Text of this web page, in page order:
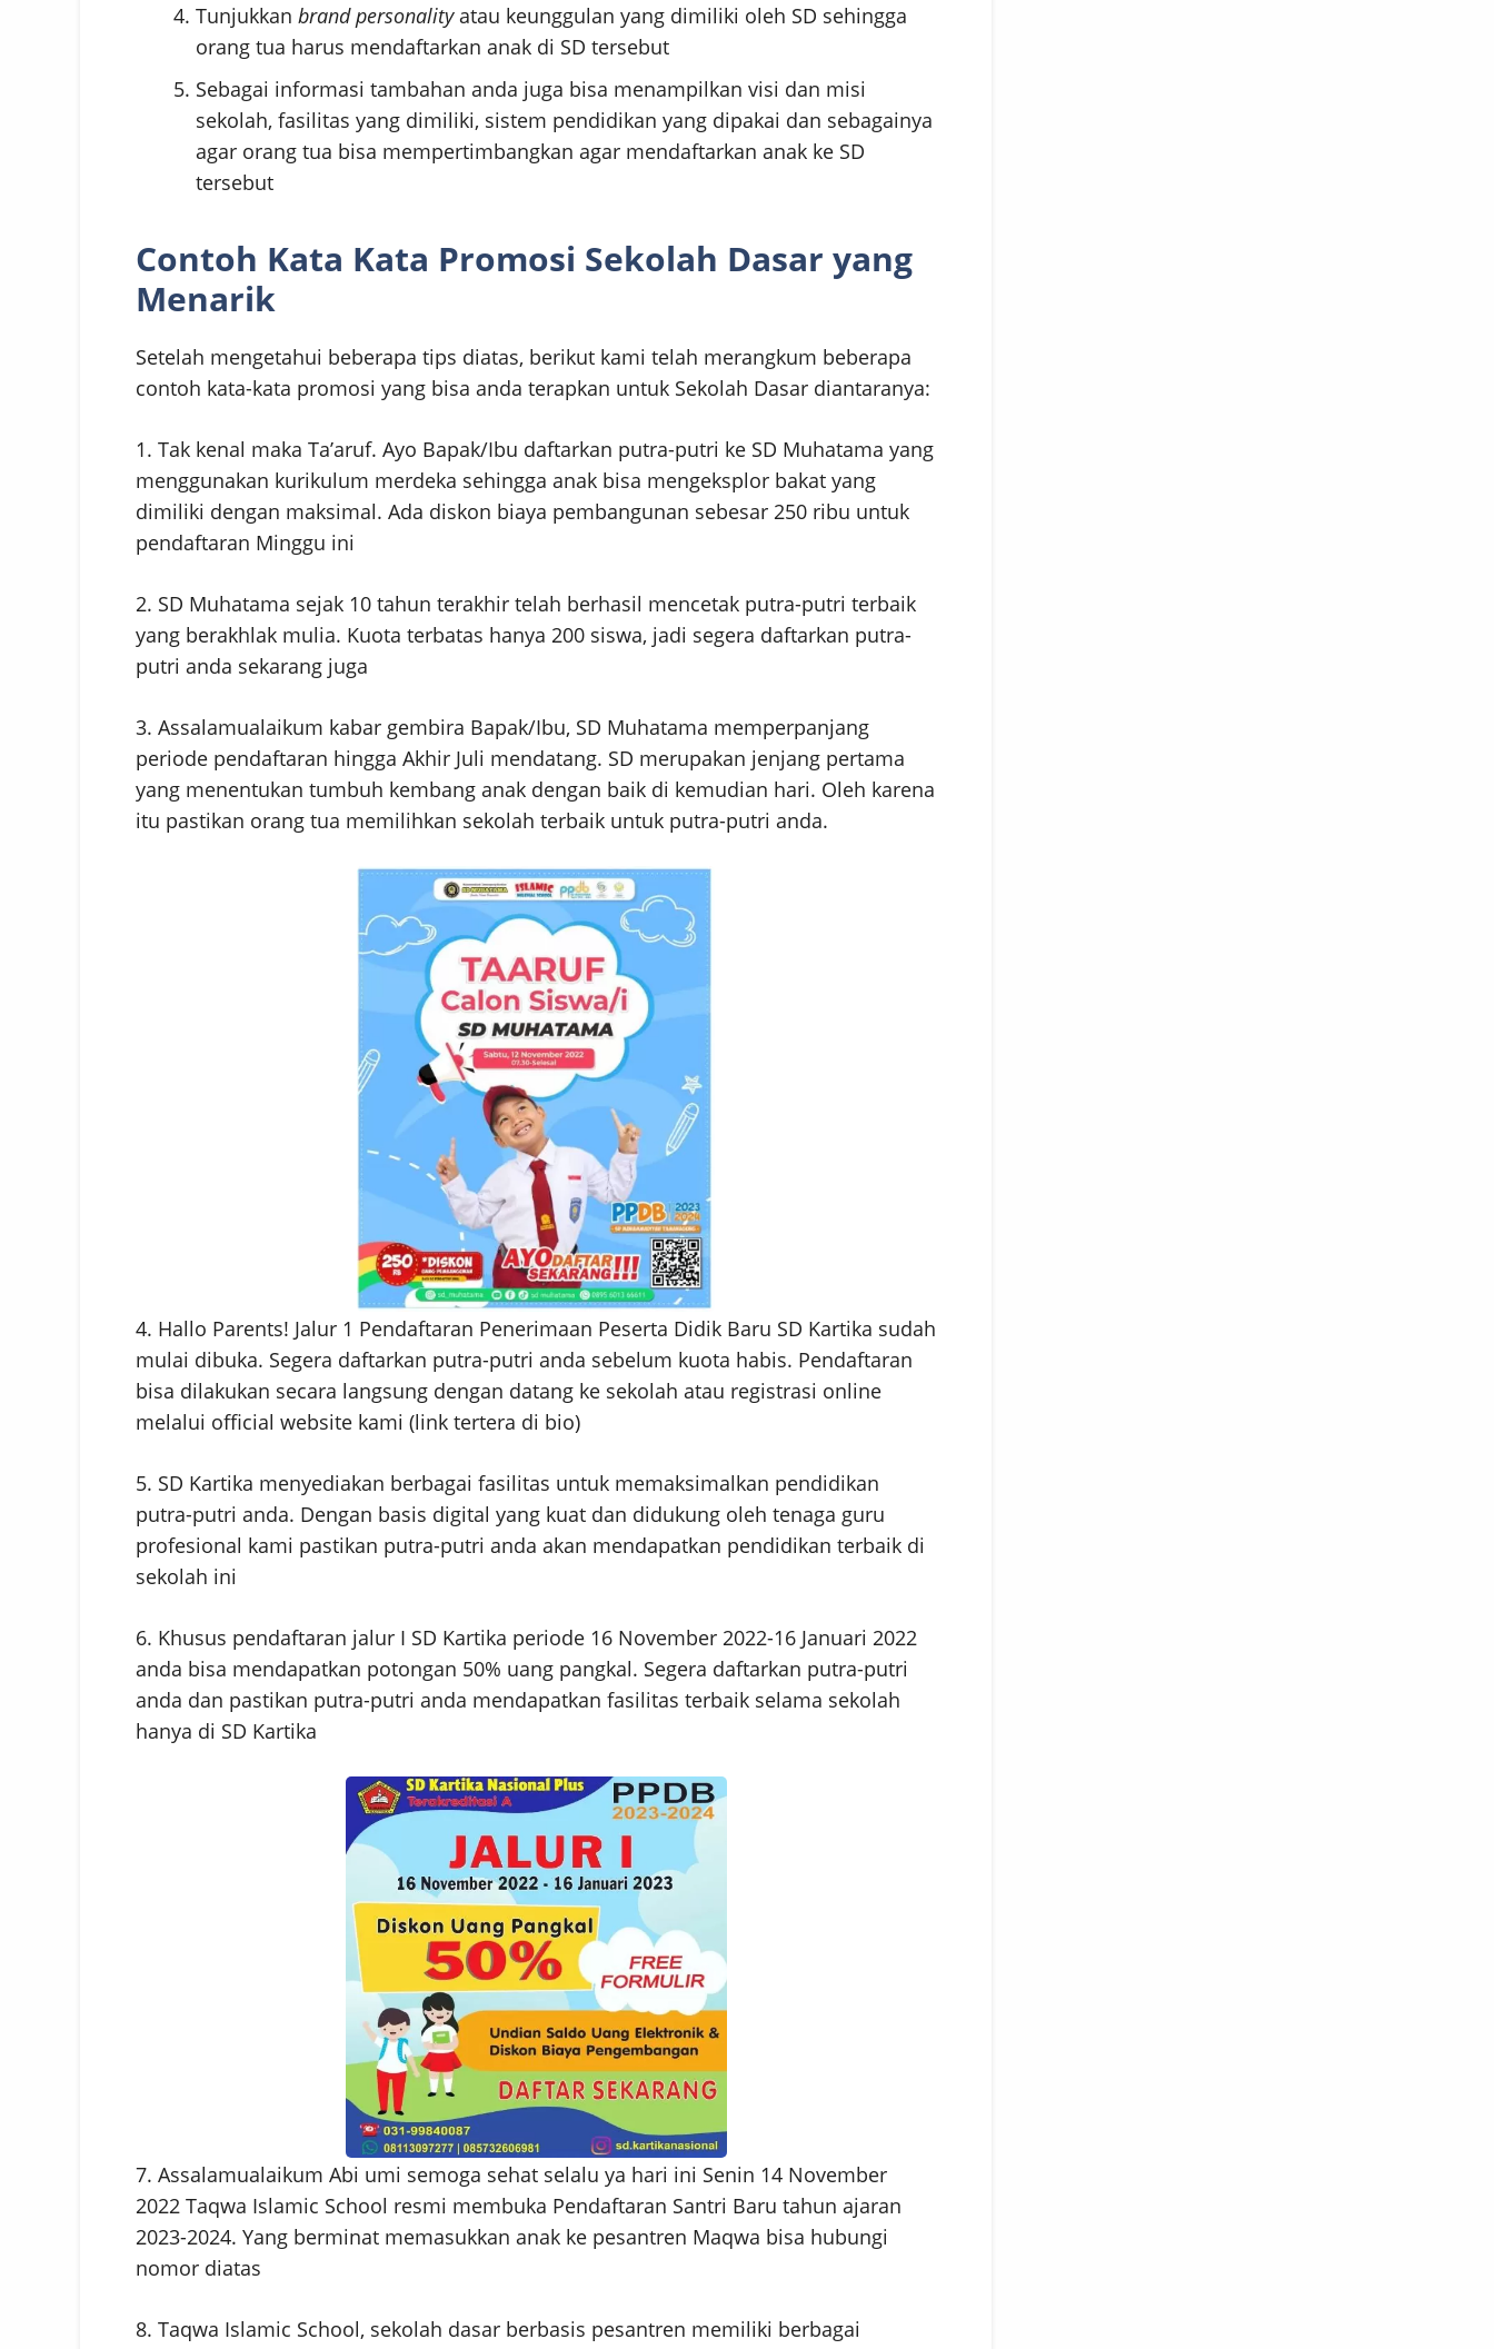
Tunjukkan brand personalityatau keunggulan yang dimiliki oleh SD sehingga
orang tua harus mendaftarkan anak di SD tersebut
Sebagai informasi tambahan anda juga bisa menampilkan visi dan misi
sekolah, fasilitas yang dimiliki, sistem pendidikan yang dipakai dan sebagainya
agar orang tua bisa mempertimbangkan agar mendaftarkan anak ke SD
tersebut
Contoh Kata Kata Promosi Sekolah Dasar yang
Menarik
Setelah mengetahui beberapa tips diatas, berikut kami telah merangkum beberapa
contoh kata-kata promosi yang bisa anda terapkan untuk Sekolah Dasar diantaranya:
1. Tak kenal maka Ta’aruf. Ayo Bapak/Ibu daftarkan putra-putri ke SD Muhatama yang
menggunakan kurikulum merdeka sehingga anak bisa mengeksplor bakat yang
dimiliki dengan maksimal. Ada diskon biaya pembangunan sebesar 250 ribu untuk
pendaftaran Minggu ini
2. SD Muhatama sejak 10 tahun terakhir telah berhasil mencetak putra-putri terbaik
yang berakhlak mulia. Kuota terbatas hanya 200 siswa, jadi segera daftarkan putra-
putri anda sekarang juga
3. Assalamualaikum kabar gembira Bapak/Ibu, SD Muhatama memperpanjang
periode pendaftaran hingga Akhir Juli mendatang. SD merupakan jenjang pertama
yang menentukan tumbuh kembang anak dengan baik di kemudian hari. Oleh karena
itu pastikan orang tua memilihkan sekolah terbaik untuk putra-putri anda.
4. Hallo Parents! Jalur 1 Pendaftaran Penerimaan Peserta Didik Baru SD Kartika sudah
mulai dibuka. Segera daftarkan putra-putri anda sebelum kuota habis. Pendaftaran
bisa dilakukan secara langsung dengan datang ke sekolah atau registrasi online
melalui official website kami (link tertera di bio)
5. SD Kartika menyediakan berbagai fasilitas untuk memaksimalkan pendidikan
putra-putri anda. Dengan basis digital yang kuat dan didukung oleh tenaga guru
profesional kami pastikan putra-putri anda akan mendapatkan pendidikan terbaik di
sekolah ini
6. Khusus pendaftaran jalur I SD Kartika periode 16 November 2022-16 Januari 2022
anda bisa mendapatkan potongan 50% uang pangkal. Segera daftarkan putra-putri
anda dan pastikan putra-putri anda mendapatkan fasilitas terbaik selama sekolah
hanya di SD Kartika
7. Assalamualaikum Abi umi semoga sehat selalu ya hari ini Senin 14 November
2022 Taqwa Islamic School resmi membuka Pendaftaran Santri Baru tahun ajaran
2023-2024. Yang berminat memasukkan anak ke pesantren Maqwa bisa hubungi
nomor diatas
8. Taqwa Islamic School, sekolah dasar berbasis pesantren memiliki berbagai